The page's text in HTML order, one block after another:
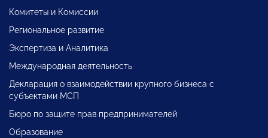
Комитеты и Комиссии
Региональное развитие
Экспертиза и Аналитика
Международная деятельность
Декларация о взаимодействии крупного бизнеса с
субъектами МСП
Бюро по защите прав предпринимателей
Образование